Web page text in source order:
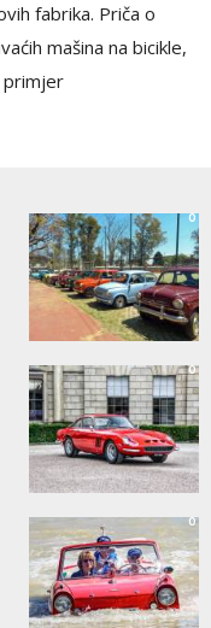
fabrika. Priča o
mašina na bicikle,
primjer
0
0
0